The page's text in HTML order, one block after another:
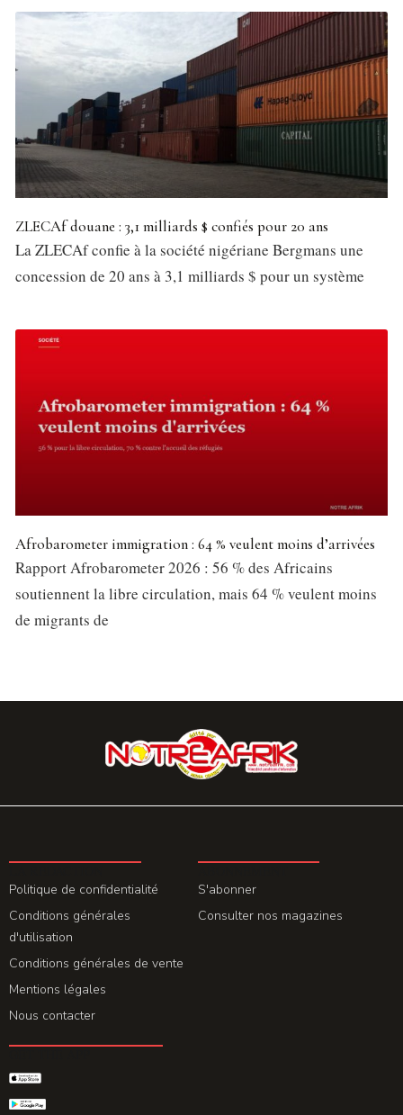
ZLECAf douane : 3,1 milliards $ confiés pour 20 ans
La ZLECAf confie à la société nigériane Bergmans une
concession de 20 ans à 3,1 milliards $ pour un système
Afrobarometer immigration : 64 % veulent moins d’arrivées
Rapport Afrobarometer 2026 : 56 % des Africains
soutiennent la libre circulation, mais 64 % veulent moins
de migrants de
Politique de confidentialité
Conditions générales
d'utilisation
Conditions générales de vente
Mentions légales
Nous contacter
S'abonner
Consulter nos magazines